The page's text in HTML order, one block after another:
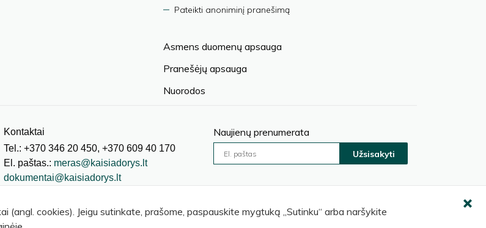
Pateikti anoniminį pranešimą
Asmens duomenų apsauga
Pranešėjų apsauga
Nuorodos
Kontaktai
Tel.: +370 346 20 450, +370 609 40 170
El. paštas.: meras@kaisiadorys.lt
dokumentai@kaisiadorys.lt
Naujienų prenumerata
Užsisakyti
(angl. cookies). Jeigu sutinkate, prašome, paspauskite mygtuką „Sutinku“ arba naršykite